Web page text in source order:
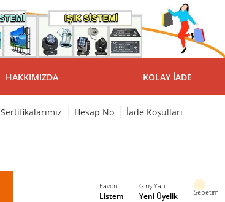
HAKKIMIZDA KOLAY İADE
Sertifikalarımız Hesap No İade Koşulları
Favori
Listem
Giriş Yap
Yeni Üyelik Sepetim